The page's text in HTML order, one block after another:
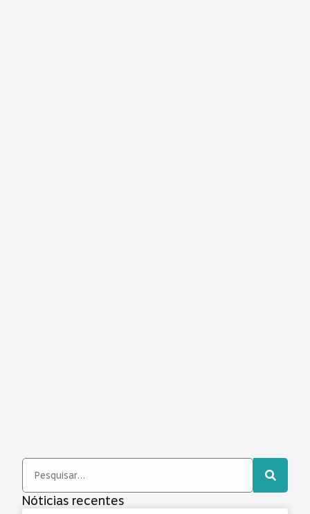
Nóticias recentes